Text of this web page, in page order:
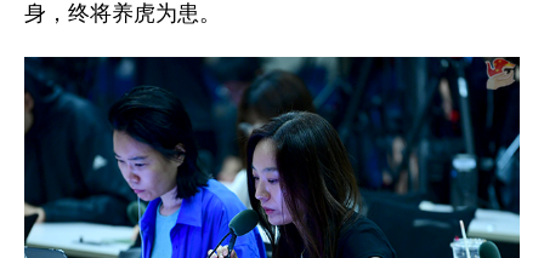
身，终将养虎为患。